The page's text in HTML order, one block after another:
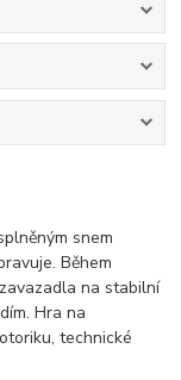
snem
Během
na stabilní
Hra na
technické